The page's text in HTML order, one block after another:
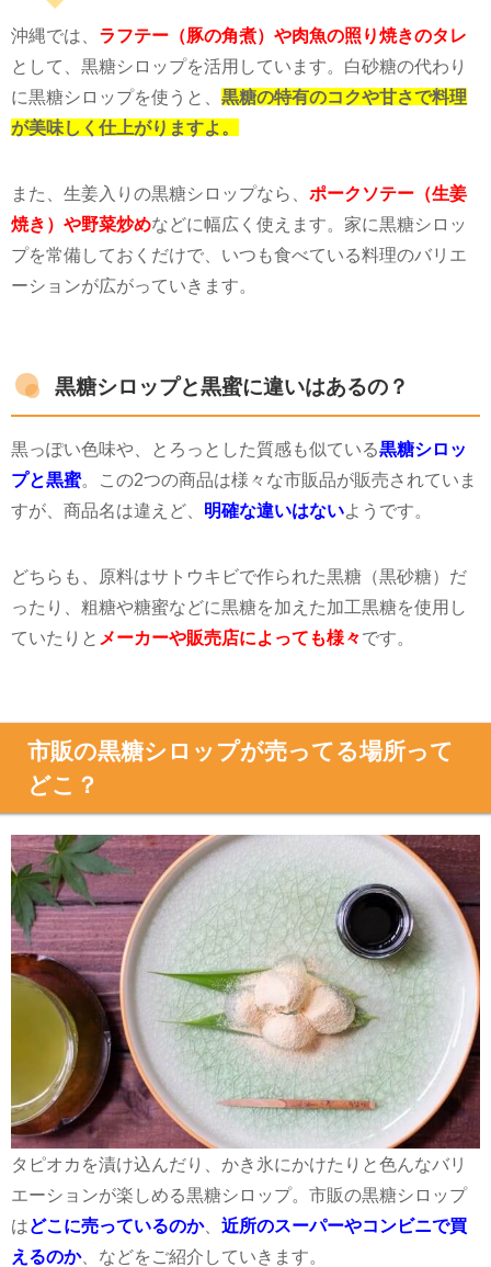
沖縄では、 ラフテー（豚の角煮）や肉魚の照り焼きのタレ
として、黒糖シロップを活用しています。白砂糖の代わり
に黒糖シロップを使うと、 黒糖の特有のコクや甘さで料理
が美味しく仕上がりますよ。
また、生姜入りの黒糖シロップなら、 ポークソテー（生姜
焼き）や野菜炒めなどに幅広く使えます。家に黒糖シロッ
プを常備しておくだけで、いつも食べている料理のバリエ
ーションが広がっていきます。
黒糖シロップと黒蜜に違いはあるの？
黒っぽい色味や、とろっとした質感も似ている黒糖シロッ
プと黒蜜。この2つの商品は様々な市販品が販売されていま
すが、商品名は違えど、 明確な違いはないようです。
どちらも、原料はサトウキビで作られた黒糖（黒砂糖）だ
ったり、粗糖や糖蜜などに黒糖を加えた加工黒糖を使用し
ていたりと メーカーや販売店によっても様々です。
市販の黒糖シロップが売ってる場所って
どこ？
タピオカを漬け込んだり、かき氷にかけたりと色んなバリ
エーションが楽しめる黒糖シロップ。市販の黒糖シロップ
はどこに売っているのか、 近所のスーパーやコンビニで買
えるのか、などをご紹介していきます。